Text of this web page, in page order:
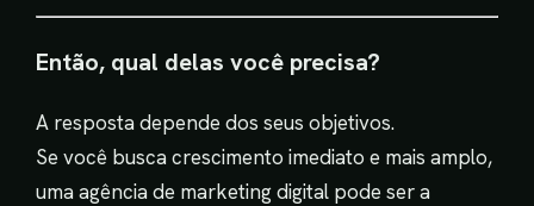
Então, qual delas você precisa?
A resposta depende dos seus objetivos.
Se você busca crescimento imediato e mais amplo,
uma agência de marketing digital pode ser a